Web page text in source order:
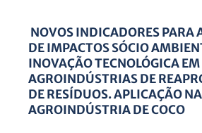
NOVOS INDICADORES PARA
DE IMPACTOS SÓCIO
INOVAÇÃO TECNOLÓGICA EM
AGROINDÚSTRIAS DE
DE RESÍDUOS. APLICAÇÃO NA
AGROINDÚSTRIA DE COCO